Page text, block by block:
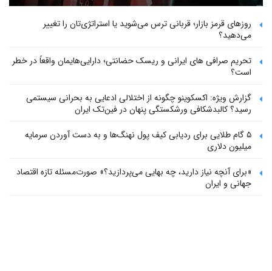
روزهای قرمز بازار؛ قربانی ترس می‌شوید یا استراتژی‌تان را تغییر
می‌دهید؟
تحریم صرافی های ایرانی و ریسک حضانتی؛ دارایی‌هایمان واقعاً در خطر
است؟
گزارش ویژه: اکسکوینو چگونه از اختلالی ادعایی به بحرانی سیستمی
رسید؟ کالبدشکافی ورشکستگی پنهان در فین‌تک ایران
۵ گام طلایی برای ردیابی کیف پول‌ نهنگ‌ها و به دست آوردن سرمایه
میلیون دلاری
«برای آنچه نیاز دارید، چه بهایی می‌پردازید؟» صورت‌مسئله تازه اقتصاد
جهانی و ایران